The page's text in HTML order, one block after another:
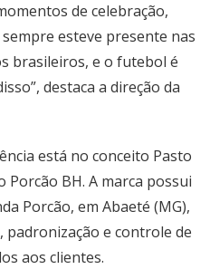
de celebração,
esteve presente nas
brasileiros, e o futebol é
destaca a direção da
está no conceito Pasto
BH. A marca possui
Porcão, em Abaeté (MG),
e controle de
aos clientes.